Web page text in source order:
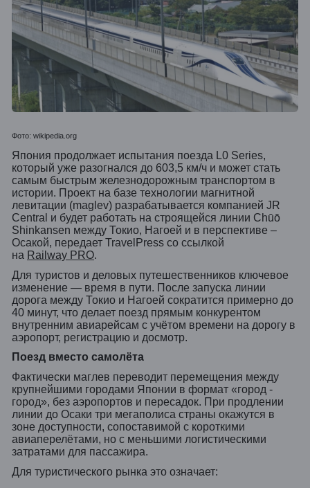
Фото: wikipedia.org
Япония продолжает испытания поезда L0 Series,
который уже разогнался до 603,5 км/ч и может стать
самым быстрым железнодорожным транспортом в
истории. Проект на базе технологии магнитной
левитации (maglev) разрабатывается компанией JR
Central и будет работать на строящейся линии Chūō
Shinkansen между Токио, Нагоей и в перспективе –
Осакой, передает TravelPress со ссылкой
на Railway PRO.
Для туристов и деловых путешественников ключевое
изменение — время в пути. После запуска линии
дорога между Токио и Нагоей сократится примерно до
40 минут, что делает поезд прямым конкурентом
внутренним авиарейсам с учётом времени на дорогу в
аэропорт, регистрацию и досмотр.
Поезд вместо самолёта
Фактически маглев переводит перемещения между
крупнейшими городами Японии в формат «город -
город», без аэропортов и пересадок. При продлении
линии до Осаки три мегаполиса страны окажутся в
зоне доступности, сопоставимой с короткими
авиаперелётами, но с меньшими логистическими
затратами для пассажира.
Для туристического рынка это означает: